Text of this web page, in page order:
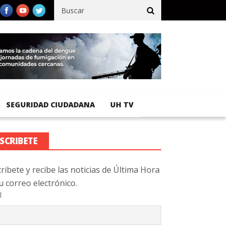
registra 92 % de avance en obras de terracería
SEGURIDAD CIUDADANA UH TV
y recibe las noticias de Última Hora
correo electrónico.